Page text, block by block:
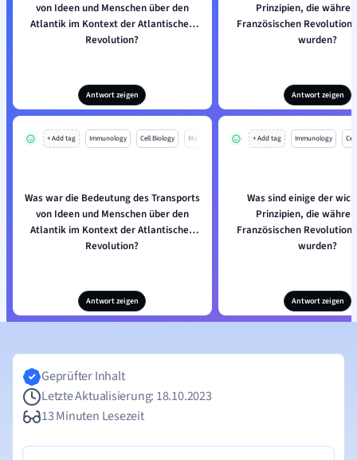
von Ideen und Menschen über den
Atlantik im Kontext der Atlantischen
Revolution?
Antwort zeigen
Prinzipien, die
Französischen
wurden?
Antwort zeigen
+ Add tag Immunology Cell Biology Mo
Was war die Bedeutung des Transports
von Ideen und Menschen über den
Atlantik im Kontext der Atlantischen
Revolution?
Antwort zeigen
+ Add tag Immunology
Was sind einige der
Prinzipien, die
Französischen
wurden?
Antwort zeigen
Geprüfter Inhalt
Letzte Aktualisierung: 18.10.2023
13 Minuten Lesezeit